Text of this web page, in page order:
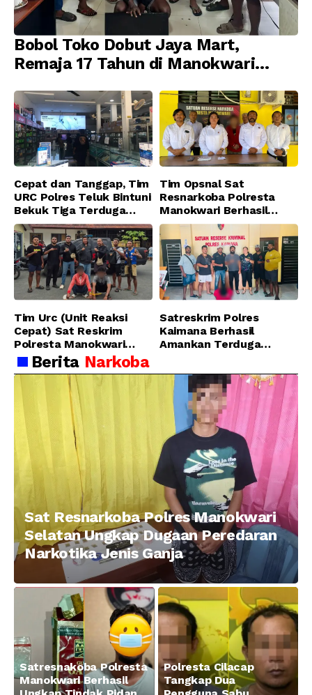
Bobol Toko Dobut Jaya Mart,
Remaja 17 Tahun di Manokwari
Jatanras Polda Papua Barat
Cepat dan Tanggap, Tim
URC Polres Teluk Bintuni
Bekuk Tiga Terduga
Pelaku Pencurian di SMA
Sanawesen
Tim Opsnal Sat
Resnarkoba Polresta
Manokwari Berhasil
Ungkap Kasus Tindak
Pidana Narkotika
Golongan I Jenis Shabu
di SP 4 Distrik Prafi kab.
Manokwari
Tim Urc (Unit Reaksi
Cepat) Sat Reskrim
Polresta Manokwari
Berhasil Tangkap 2
Pelaku Pengeroyokan di
Taman Ria kab.
Manokwari
Satreskrim Polres
Kaimana Berhasil
Amankan Terduga
Tajam
Berita Narkoba
Sat Resnarkoba Polres Manokwari
Selatan Ungkap Dugaan Peredaran
Narkotika Jenis Ganja
Satresnakoba Polresta
Manokwari Berhasil
Polresta Cilacap
Tangkap Dua